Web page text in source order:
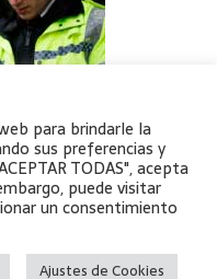
para brindarle la
sus preferencias y
TODAS", acepta
puede visitar
un consentimiento
Ajustes de Cookies